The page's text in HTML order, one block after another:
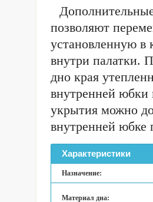
позволяют
установленную в
внутри палатки.
дно края
внутренней юбки
укрытия можно
внутренней юбке
Характеристики
Назначение:
Материал дна: